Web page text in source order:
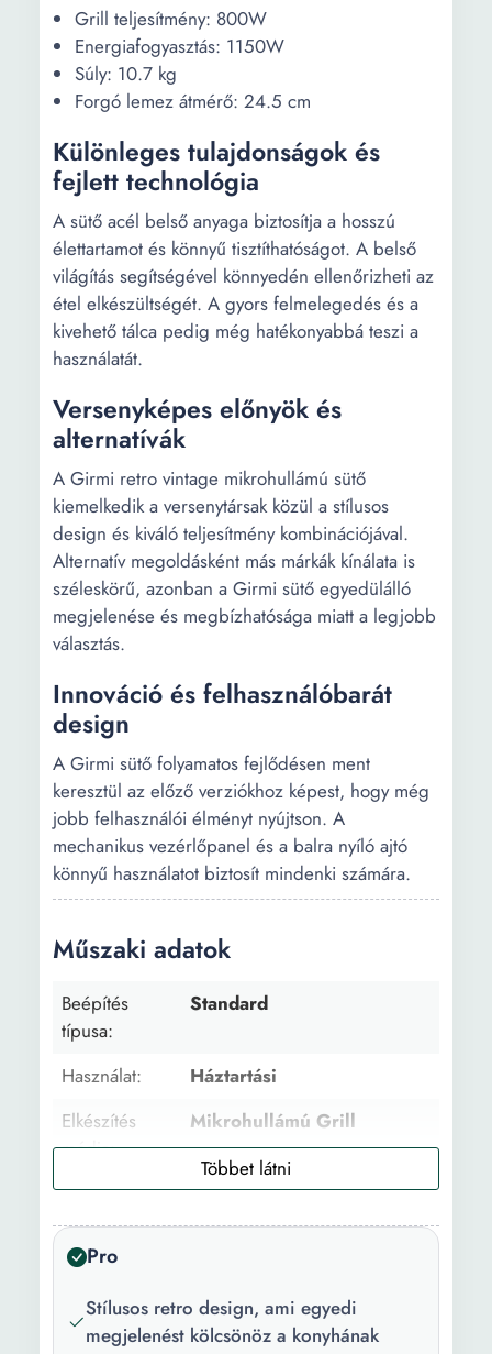
Grill teljesítmény: 800W
Energiafogyasztás: 1150W
Súly: 10.7 kg
Forgó lemez átmérő: 24.5 cm
Különleges tulajdonságok és
fejlett technológia
A sütő acél belső anyaga biztosítja a hosszú
élettartamot és könnyű tisztíthatóságot. A belső
világítás segítségével könnyedén ellenőrizheti az
étel elkészültségét. A gyors felmelegedés és a
kivehető tálca pedig még hatékonyabbá teszi a
használatát.
Versenyképes előnyök és
alternatívák
A Girmi retro vintage mikrohullámú sütő
kiemelkedik a versenytársak közül a stílusos
design és kiváló teljesítmény kombinációjával.
Alternatív megoldásként más márkák kínálata is
széleskörű, azonban a Girmi sütő egyedülálló
megjelenése és megbízhatósága miatt a legjobb
választás.
Innováció és felhasználóbarát
design
A Girmi sütő folyamatos fejlődésen ment
keresztül az előző verziókhoz képest, hogy még
jobb felhasználói élményt nyújtson. A
mechanikus vezérlőpanel és a balra nyíló ajtó
könnyű használatot biztosít mindenki számára.
Műszaki adatok
Beépítés
típusa:
Standard
Használat:
Háztartási
Elkészítés
módja:
Mikrohullámú Grill
Vezérlőpanel
típusa:
Mechanikus
Ajtó nyítása:
Kapacitás:
20 l
Pro
Stílusos retro design, ami egyedi
megjelenést kölcsönöz a konyhának